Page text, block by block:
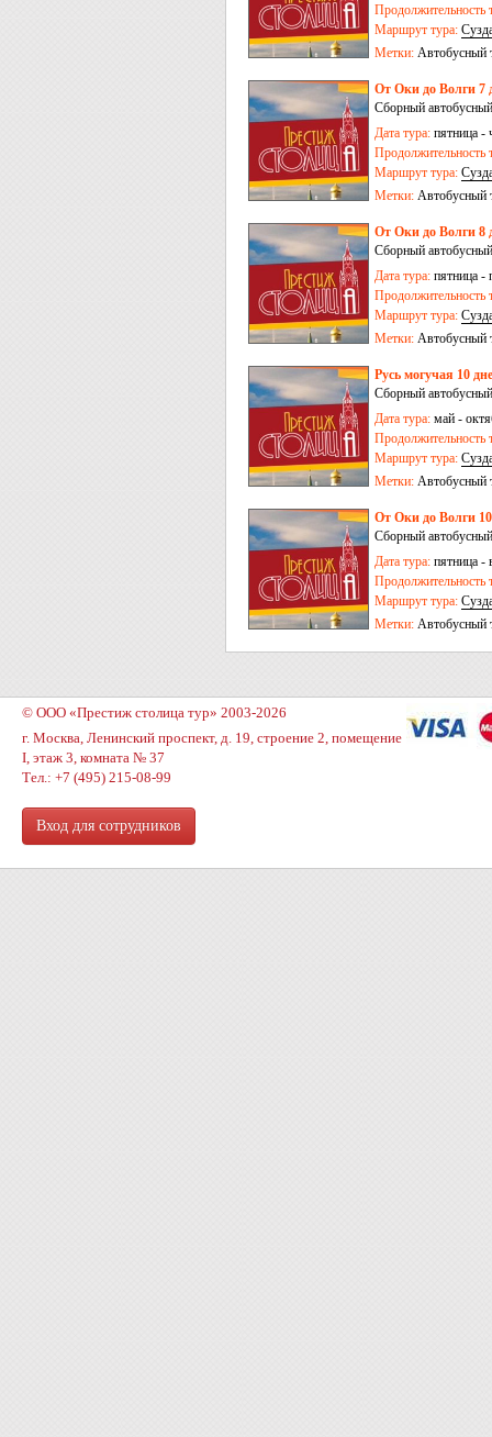
Продолжительность
Маршрут тура:
Сергиев Посад-
Метки: Автобусный
От Оки до Волги 7
Сборный
Дата тура: пятница -
Продолжительность
Маршрут тура:
Сергиев Посад-
Метки: Автобусный
От Оки до Волги 8
Сборный
Дата тура: пятница -
Продолжительность
Маршрут тура:
Сергиев Посад-
Метки: Автобусный
Русь могучая 10
Сборный
Дата тура: май -
Продолжительность
Маршрут тура:
Залесский-Псков-
Метки: Автобусный
От Оки до Волги
Сборный
Дата тура: пятница -
Продолжительность
Маршрут тура:
Гусь Хрустальный-
Метки: Автобусный
© ООО «Престиж столица тур» 2003-2026
г. Москва, Ленинский проспект, д. 19, строение 2, помещение
I, этаж 3, комната № 37
Тел.: +7 (495) 215-08-99
Вход для сотрудников